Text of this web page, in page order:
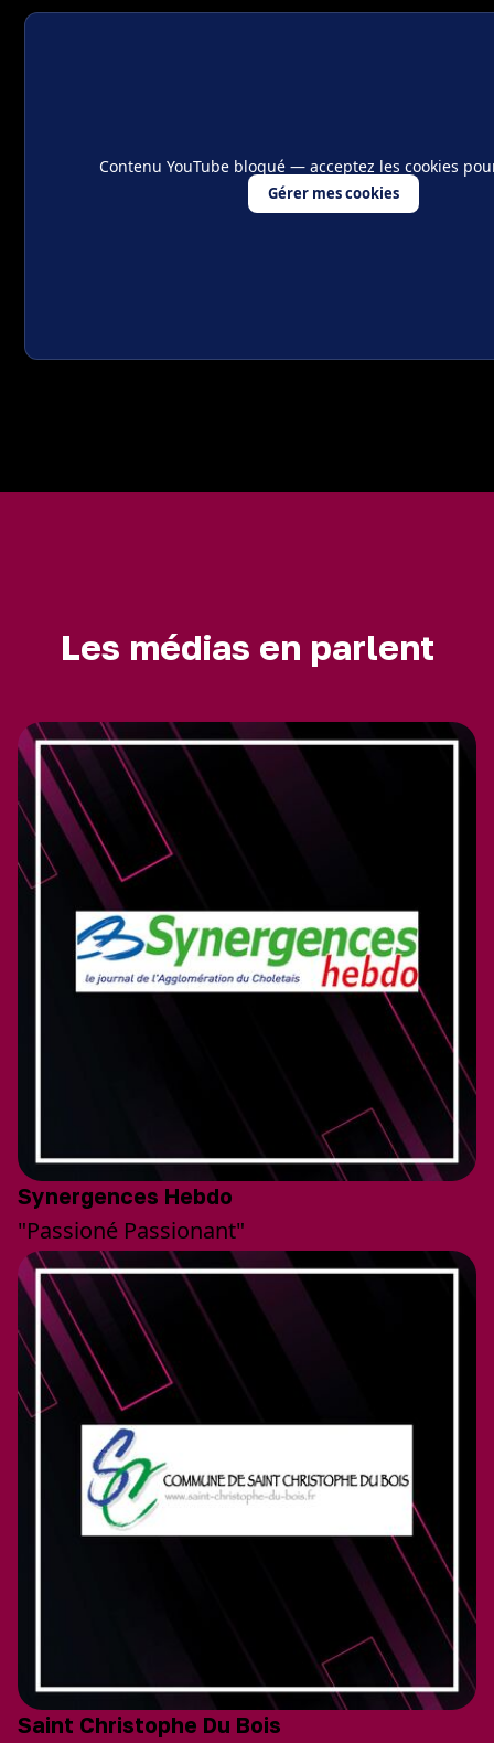
Contenu YouTube bloqué — acceptez les cookies
Gérer mes cookies
Les médias en parlent
Synergences Hebdo
"Passioné Passionant"
Saint Christophe Du Bois